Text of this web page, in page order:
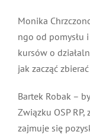
Monika
ngo od pomysłu
kursów o
jak zacząć
Bartek Robak –
Związku OSP
zajmuje się